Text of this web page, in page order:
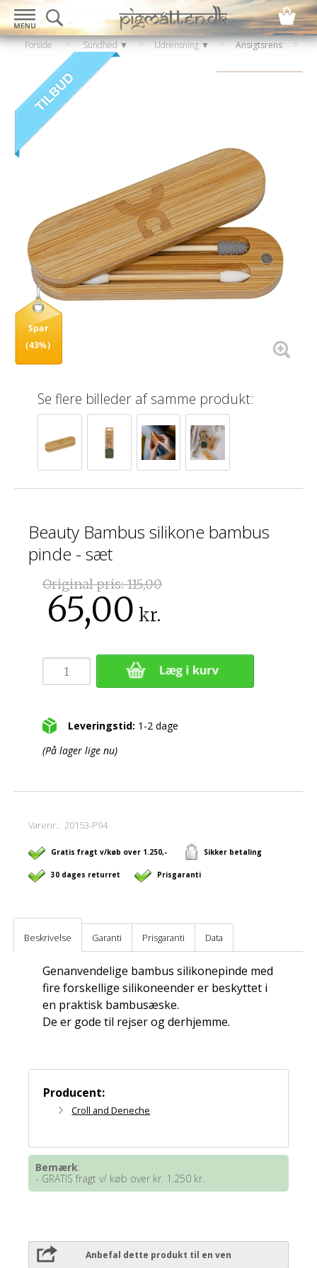
Forside > Sundhed ▼ > Udrensning ▼ > Ansigtsrens
Spar
(43%)
Se flere billeder af samme produkt:
Beauty Bambus silikone bambus
pinde - sæt
Original pris:115,00
65,00 kr.
Leveringstid: 1-2 dage
(På lager lige nu)
Varenr.:20153-P94
Gratis fragt v/køb over 1.250,- Sikker betaling
30 dages returret Prisgaranti
Beskrivelse Garanti Prisgaranti Data
Genanvendelige bambus silikonepinde med
fire forskellige silikoneender er beskyttet i
en praktisk bambusæske.
De er gode til rejser og derhjemme.
Producent:
Croll and Deneche
Bemærk:
- GRATIS fragt v/ køb over kr. 1.250 kr.
Anbefal dette produkt til en ven